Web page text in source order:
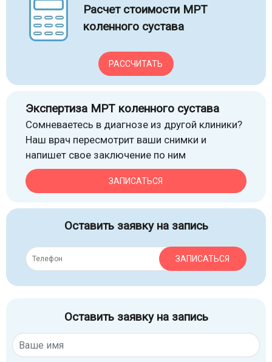
Расчет стоимости МРТ
коленного сустава
РАССЧИТАТЬ
Экспертиза МРТ коленного сустава
Сомневаетесь в диагнозе из другой клиники?
Наш врач пересмотрит ваши снимки и
напишет свое заключение по ним
ЗАПИСАТЬСЯ
Оставить заявку на запись
ЗАПИСАТЬСЯ
Оставить заявку на запись